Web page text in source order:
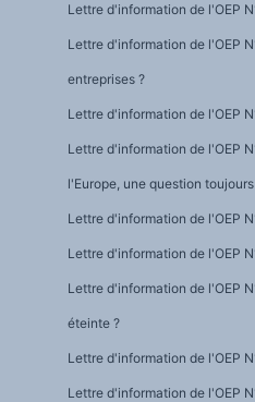
Lettre d'information de l'OEP
Lettre d'information de l'OEP
entreprises ?
Lettre d'information de l'OEP
Lettre d'information de l'OEP
l'Europe, une question
Lettre d'information de l'OEP
Lettre d'information de l'OEP
Lettre d'information de l'OEP
éteinte ?
Lettre d'information de l'OEP
Lettre d'information de l'OEP